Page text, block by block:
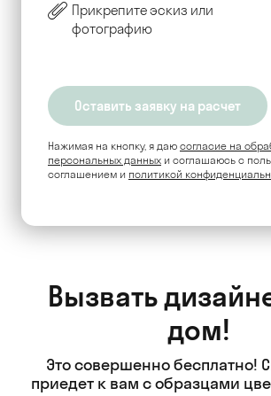
Прикрепите эскиз или
фотографию
Нажимая на кнопку, я даю согласие на обработку
персональных данных и соглашаюсь c
соглашением и политикой
Вызвать
дом!
Это совершенно бесплатно!
приедет к вам с образцами